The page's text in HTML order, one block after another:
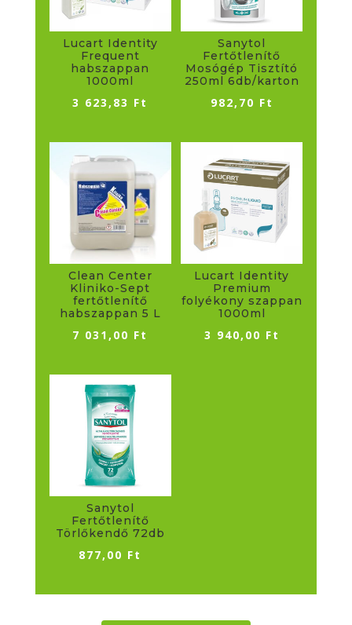
Lucart Identity
Frequent
habszappan
1000ml
3 623,83 Ft
Sanytol
Fertőtlenítő
Mosógép Tisztító
250ml 6db/karton
982,70 Ft
Clean Center
Kliniko-Sept
fertőtlenítő
habszappan 5 L
7 031,00 Ft
Lucart Identity
Premium
folyékony szappan
1000ml
3 940,00 Ft
Sanytol
Fertőtlenítő
Törlőkendő 72db
877,00 Ft